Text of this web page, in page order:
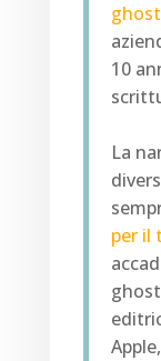
10
La
per il